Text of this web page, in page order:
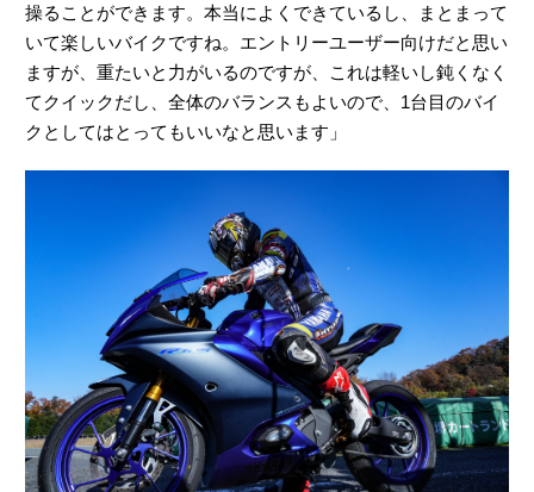
操ることができます。本当によくできているし、まとまって
いて楽しいバイクですね。エントリーユーザー向けだと思い
ますが、重たいと力がいるのですが、これは軽いし鈍くなく
てクイックだし、全体のバランスもよいので、1台目のバイ
クとしてはとってもいいなと思います」